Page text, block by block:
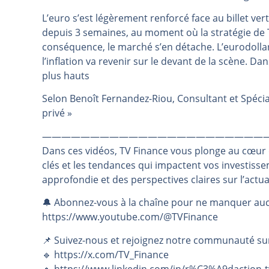
Pourquoi 6 guerres explosent en
Les investisseurs y croient
Une inertie haussière qui ralentit |
Pourquoi le monde entier vacille
L’euro s’est légèrement renforcé face au billet
depuis 3 semaines, au moment où la stratégie
conséquence, le marché s’en détache.
l’inflation va revenir sur le devant de la scène.
plus hauts
Selon Benoît Fernandez-Riou, Consultant et
privé »
Dans ces vidéos, TV Finance vous plonge au
clés et les tendances qui impactent vos
approfondie et des perspectives claires sur
🔔 Abonnez-vous à la chaîne pour ne manquer
https://www.youtube.com/@TVFinance
📌 Suivez-nous et rejoignez notre communauté
🔹 https://x.com/TV_Finance